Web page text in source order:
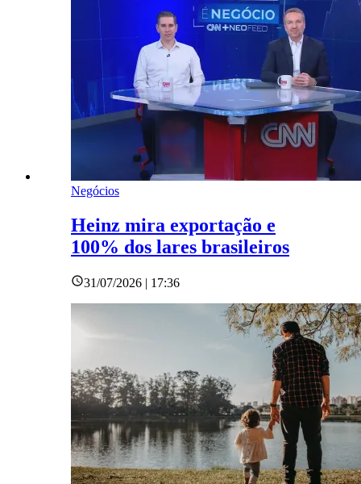
Negócios
Heinz mira exportação e
100% dos lares brasileiros
31/07/2026 | 17:36